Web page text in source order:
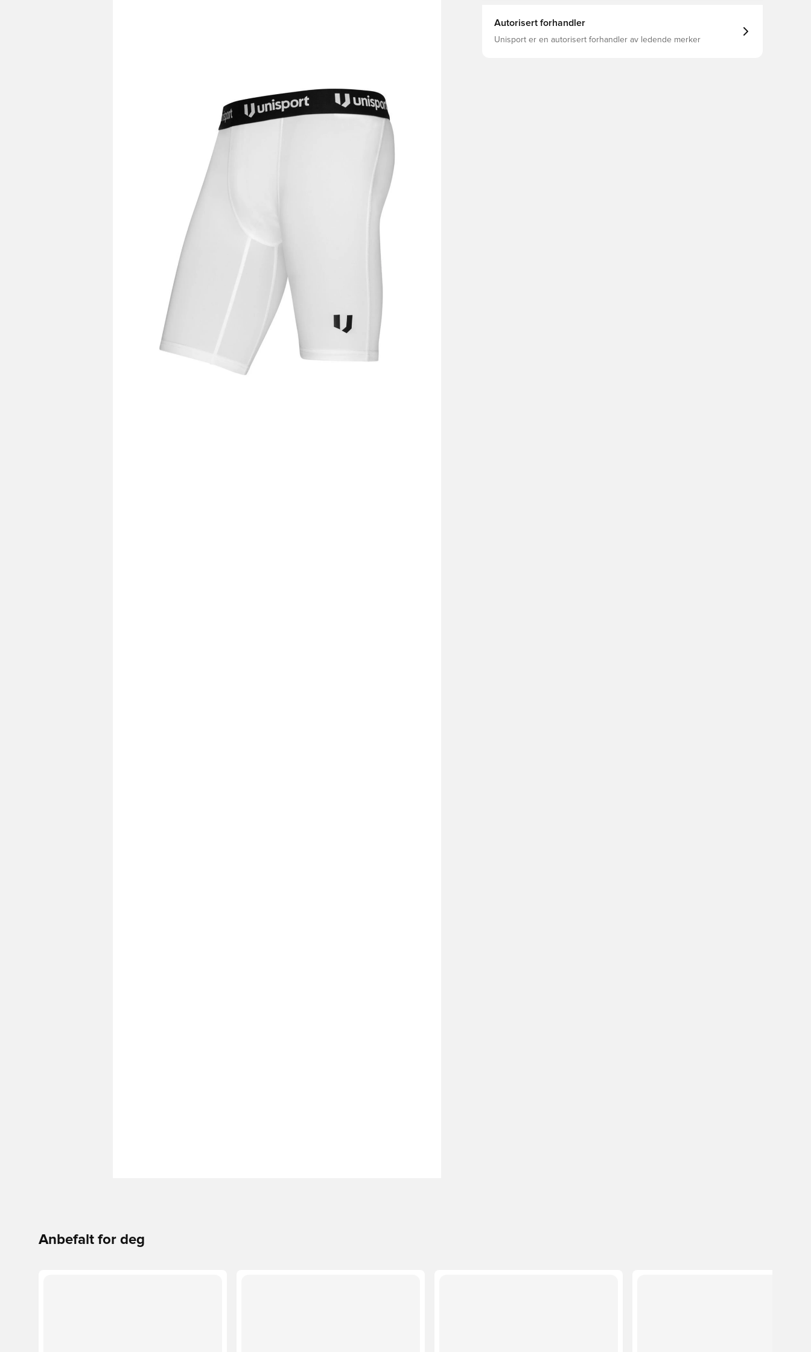
Autorisert forhandler
Unisport er en autorisert forhandler av ledende merker
Anbefalt for deg